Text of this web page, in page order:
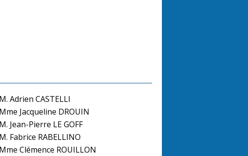
M. Adrien CASTELLI
Mme Jacqueline DROUIN
M. Jean-Pierre LE GOFF
M. Fabrice RABELLINO
Mme Clémence ROUILLON